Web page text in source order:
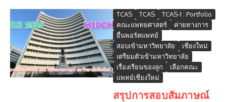
TCAS TCAS
TCAS-1 : Portfolio
คณะแพทยศาสตร์
ค่ายทางการ
ยื่นพอร์ตแพทย์
สอบเข้ามหาวิทยาลัย
เชียงใหม่
เตรียมตัวเข้ามหาวิทยาลัย
เรื่องเรียนของลูก
เลือกคณะ
แพทย์เชียงใหม่
สรุปการสอบสัมภาษณ์